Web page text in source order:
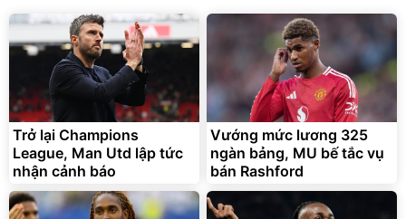
Bạt Trùm Xe Ô TÔ 4 Chỗ 5
Chỗ 7 Chỗ, Bán Tải
399.000đ
319.000
Đang xem nhiều
Thùng 48 hộp Sữa tươi Tiệt
Trùng Vinamilk Green Farm
110ml
376.358đ
313.632
Deal hot
Trở lại Champions
League, Man Utd lập tức
nhận cảnh báo
Vướng mức lương 325
ngàn bảng, MU bế tắc vụ
bán Rashford